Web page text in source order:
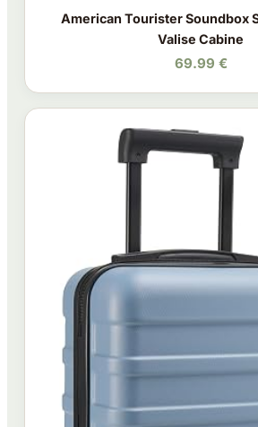
American Tourister Soundbox
Valise Cabine
69.99 €